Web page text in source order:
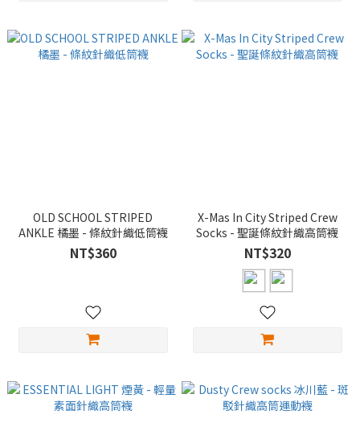
OLD SCHOOL STRIPED
ANKLE 橘墨 - 條紋針織低筒襪
NT$360
X-Mas In City Striped Crew
Socks - 聖誕條紋針織高筒襪
NT$320